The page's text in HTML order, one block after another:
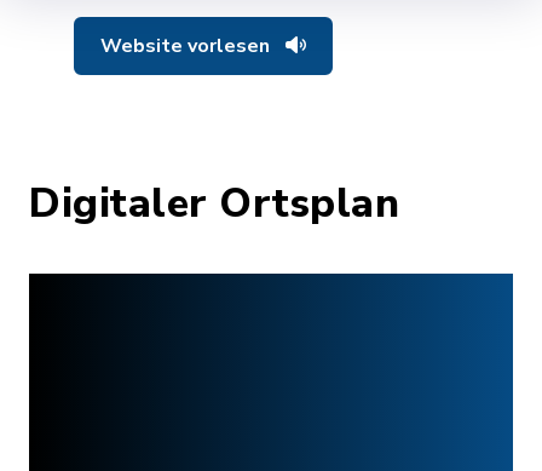
Website vorlesen
Digitaler Ortsplan